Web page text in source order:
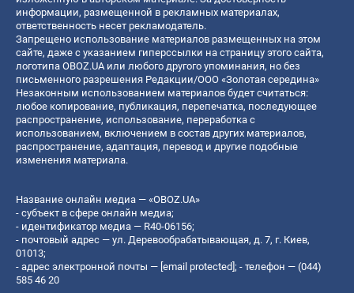
информации, размещенной в рекламных материалах,
ответственность несет рекламодатель.
Запрещено использование материалов размещенных на этом
сайте, даже с указанием гиперссылки на страницу этого сайта,
логотипа OBOZ.UA или любого другого упоминания, но без
письменного разрешения Редакции/ООО «Золотая середина»
Незаконным использованием материалов будет считаться:
любое копирование, публикация, перепечатка, последующее
распространение, использование, переработка с
использованием, включением в состав других материалов,
распространение, адаптация, перевод и другие подобные
изменения материала.
Название онлайн медиа — «OBOZ.UA»
- субъект в сфере онлайн медиа;
- идентификатор медиа — R40-06156;
- почтовый адрес — ул. Деревообрабатывающая, д. 7, г. Киев,
01013;
- адрес электронной почты — [email protected]; - телефон — (044)
585 46 20